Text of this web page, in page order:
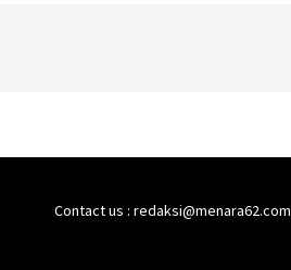
Contact us : redaksi@menara62.com